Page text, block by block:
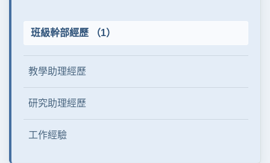
班級幹部經歷 （1）
教學助理經歷
研究助理經歷
工作經驗